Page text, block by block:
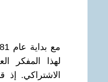
لهذا المفكر